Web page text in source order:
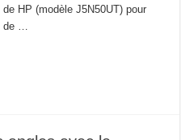
HP (modèle J5N50UT) pour
de …